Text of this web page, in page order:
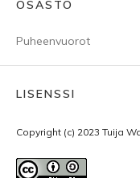
OSASTO
Puheenvuorot
LISENSSI
Copyright (c) 2023 Tuija